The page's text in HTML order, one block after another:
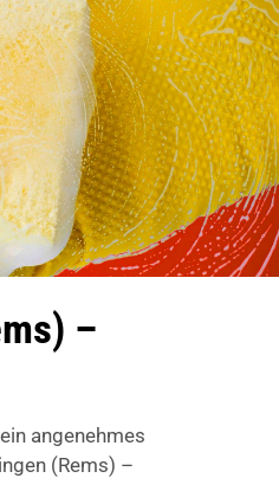
–
angenehmes
(Rems) –